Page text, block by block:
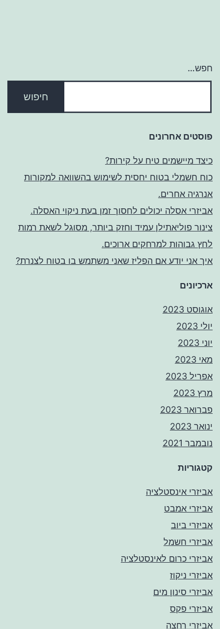
חפש…
פוסטים אחרונים
כיצד מיישמים טיח על קירות?
כוח חשמלי בטוח יחסית לשימוש בהשוואה למקורות
אנרגיה אחרים.
אביזרי אסלה יכולים לחסוך זמן בעת ניקוי האסלה.
צינור פוליאתילן עמיד וחזק ביותר, מסוגל לשאת רמות
לחץ גבוהות למרחקים ארוכים.
איך אני יודע אם הפליז שאני משתמש בו בטוח לצנרת?
ארכיונים
אוגוסט 2023
יולי 2023
יוני 2023
מאי 2023
אפריל 2023
מרץ 2023
פברואר 2023
ינואר 2023
נובמבר 2021
קטגוריות
אביזרי אינסטלציה
אביזרי אמבט
אביזרי ביוב
אביזרי חשמל
אביזרי כרום לאינסטלציה
אביזרי ניקוז
אביזרי סינון מים
אביזרי פקס
אביזרי רחצה